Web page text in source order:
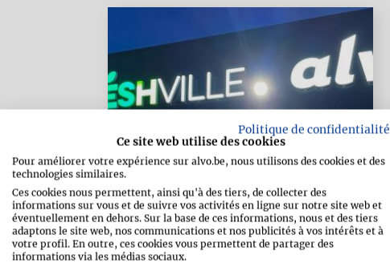
Politique de confidentialité
Ce site web utilise des cookies
Pour améliorer votre expérience sur alvo.be, nous utilisons des cookies et des
technologies similaires.
Ces cookies nous permettent, ainsi qu'à des tiers, de collecter des
informations sur vous et de suivre vos activités en ligne sur notre site web et
éventuellement en dehors. Sur la base de ces informations, nous et des tiers
adaptons le site web, nos communications et nos publicités à vos intérêts et à
votre profil. En outre, ces cookies vous permettent de partager des
informations via les médias sociaux.